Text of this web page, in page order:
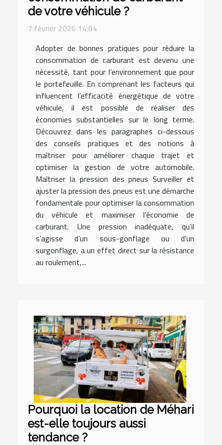
de votre véhicule ?
7 février 2026 14:04
Adopter de bonnes pratiques pour réduire la
consommation de carburant est devenu une
nécessité, tant pour l’environnement que pour
le portefeuille. En comprenant les facteurs qui
influencent l’efficacité énergétique de votre
véhicule, il est possible de réaliser des
économies substantielles sur le long terme.
Découvrez dans les paragraphes ci-dessous
des conseils pratiques et des notions à
maîtriser pour améliorer chaque trajet et
optimiser la gestion de votre automobile.
Maîtriser la pression des pneus Surveiller et
ajuster la pression des pneus est une démarche
fondamentale pour optimiser la consommation
du véhicule et maximiser l’économie de
carburant. Une pression inadéquate, qu’il
s’agisse d’un sous-gonflage ou d’un
surgonflage, a un effet direct sur la résistance
au roulement,...
Pourquoi la location de Méhari
est-elle toujours aussi
tendance ?